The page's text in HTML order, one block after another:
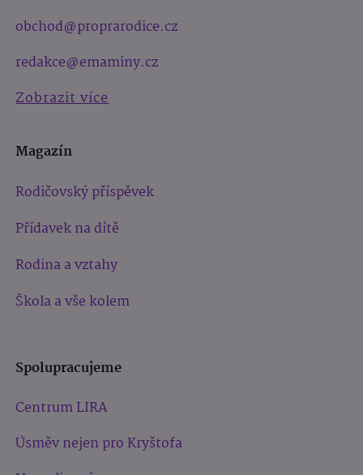
obchod@proprarodice.cz
redakce@emaminy.cz
Zobrazit více
Magazín
Rodičovský příspěvek
Přídavek na dítě
Rodina a vztahy
Škola a vše kolem
Spolupracujeme
Centrum LIRA
Úsměv nejen pro Kryštofa